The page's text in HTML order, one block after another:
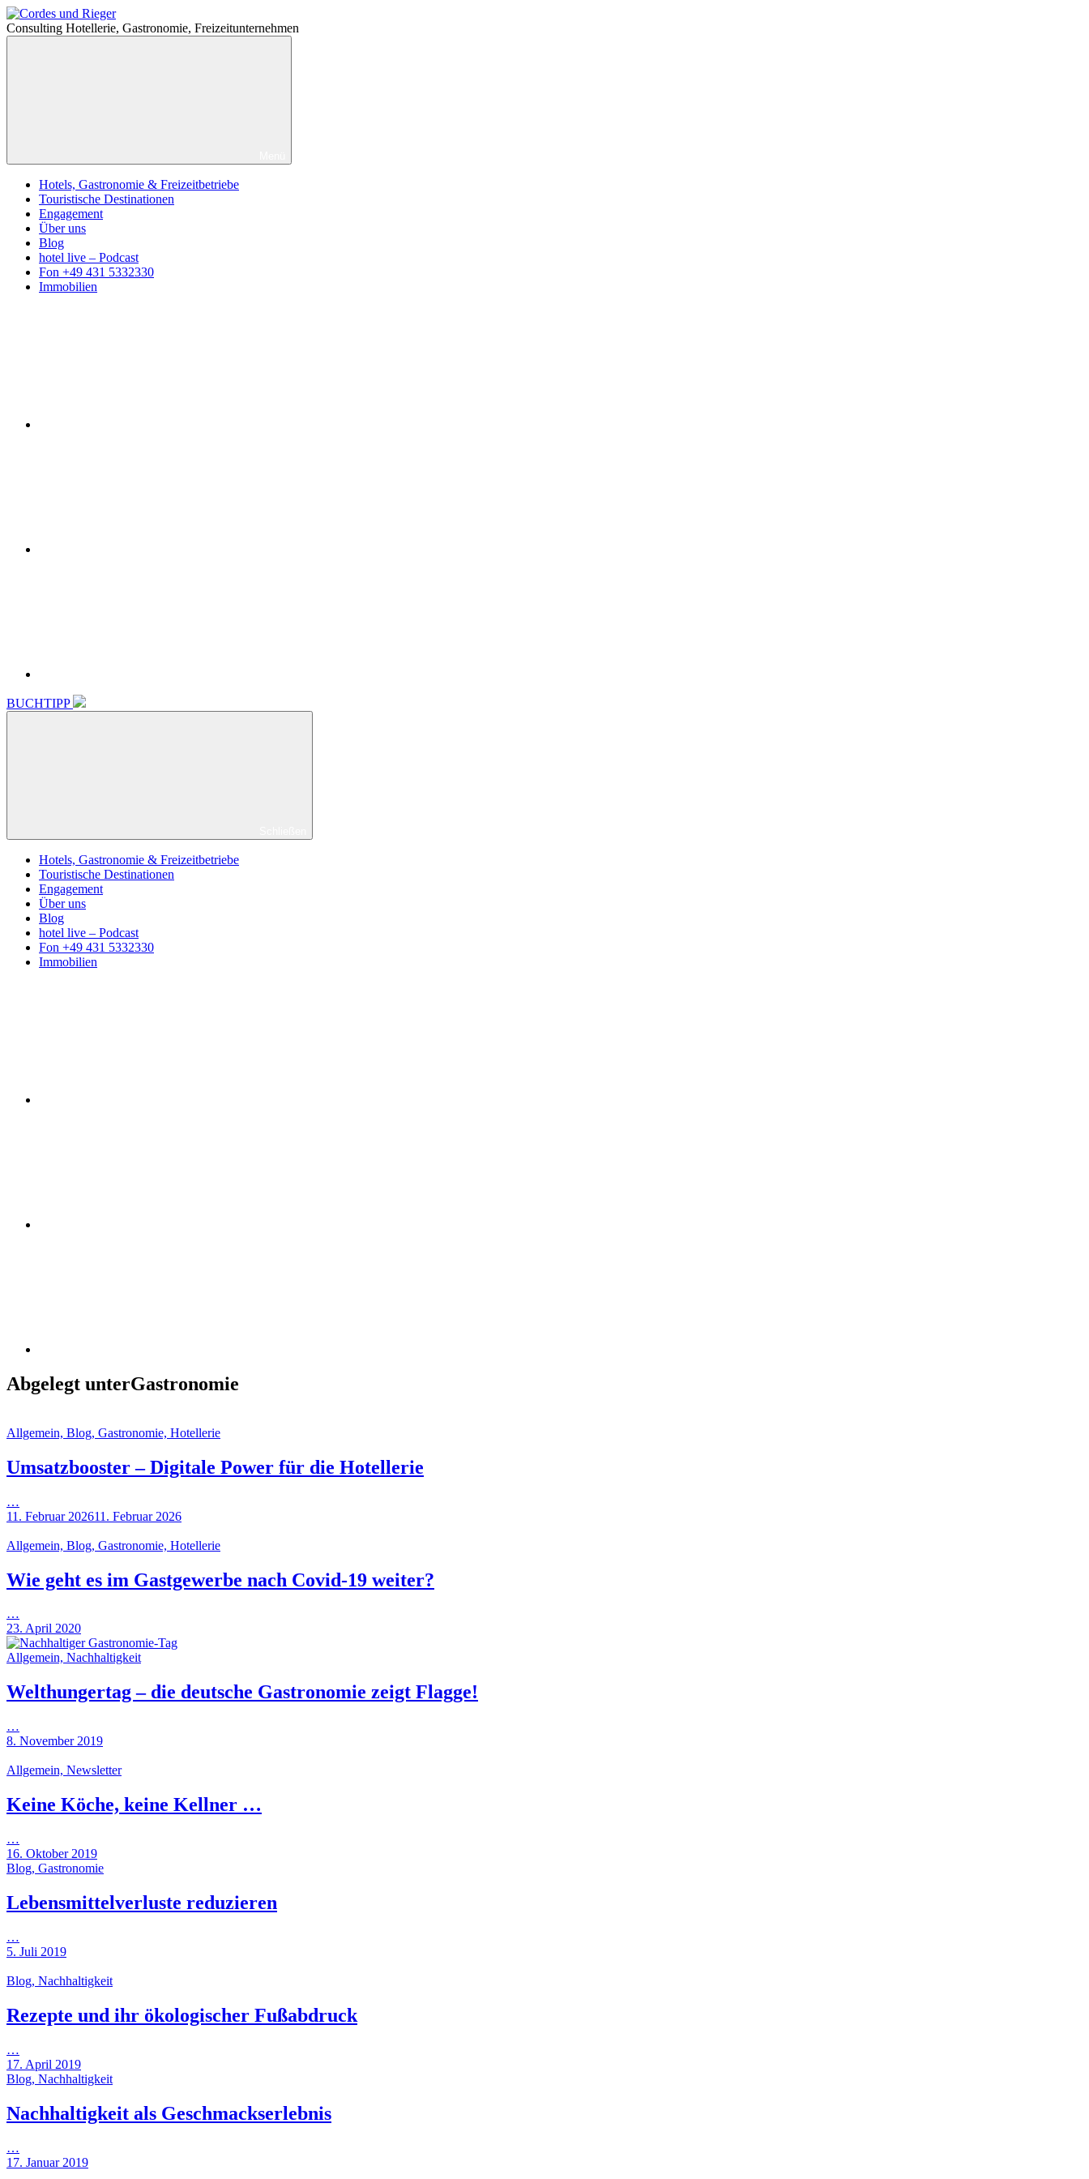
Zum
Inhalt
springen
Cordes
und
Consulting Hotellerie, Gastronomie, Freizeitunternehmen
Hotels, Gastronomie & Freizeitbetriebe
Touristische Destinationen
Engagement
Über uns
Blog
hotel live – Podcast
Fon +49 431 5332330
Immobilien
BUCHTIPP
Hotels, Gastronomie & Freizeitbetriebe
Touristische Destinationen
Engagement
Über uns
Blog
hotel live – Podcast
Fon +49 431 5332330
Immobilien
Abgelegt unterGastronomie
Allgemein, Blog, Gastronomie, Hotellerie
Umsatzbooster – Digitale Power für die Hotellerie
…
11. Februar 202611. Februar 2026
Allgemein, Blog, Gastronomie, Hotellerie
Wie geht es im Gastgewerbe nach Covid-19 weiter?
…
23. April 2020
Allgemein, Nachhaltigkeit
Welthungertag – die deutsche Gastronomie zeigt Flagge!
…
8. November 2019
Allgemein, Newsletter
Keine Köche, keine Kellner …
…
16. Oktober 2019
Blog, Gastronomie
Lebensmittelverluste reduzieren
…
5. Juli 2019
Blog, Nachhaltigkeit
Rezepte und ihr ökologischer Fußabdruck
…
17. April 2019
Blog, Nachhaltigkeit
Nachhaltigkeit als Geschmackserlebnis
…
17. Januar 2019